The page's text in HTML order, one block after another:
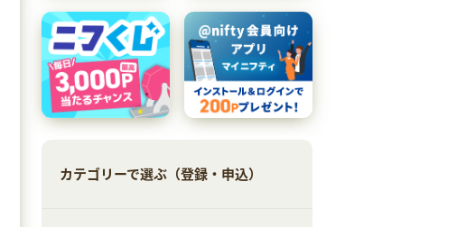
カテゴリーで選ぶ（登録・申込）